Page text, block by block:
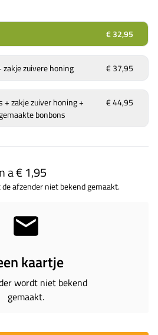
€ 32,95
zuivere honing € 37,95
+ zakje zuiver honing +
bonbons
€ 44,95
a € 1,95
afzender niet bekend gemaakt.
kaartje
wordt niet bekend
gemaakt.